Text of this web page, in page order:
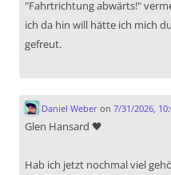
"Fahrtrichtung abwärts!"
ich da hin will hätte ich mich
gefreut.
Daniel Weberon 7/31/2026,
Glen Hansard 🖤
Hab ich jetzt nochmal viel